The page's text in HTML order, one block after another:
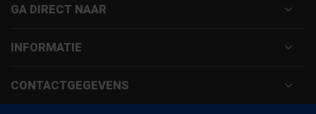
GA DIRECT NAAR
INFORMATIE
CONTACTGEGEVENS